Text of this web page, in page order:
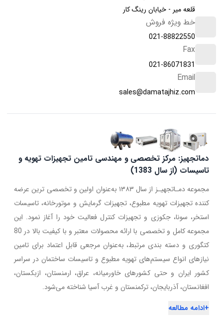
قلعه میر - خیابان رینگ کار
خط ویژه فروش
021-88822550
Fax
021-86071831
Email
sales@damatajhiz.com
دماتجهیز: مرکز تخصصی و مهندسی تامین تجهیزات تهویه و
تاسیسات (از سال 1383)
مجموعه دمـاتجهیـز از سال ۱۳۸۳ به‌عنوان اولین و تخصصی ترین عرضه
کننده تجهیزات تهویه مطبوع، تجهیزات گرمایش و موتورخانه، تاسیسات
استخر، سونا، جکوزی و تجهیزات کنترل فعالیت خود را آغاز نمود. این
مجموعه کامل و تخصصی با ارائه محصولات معتبر و با کیفیت بالا در 80
کتگوری و دسته بندی مرتبط، به‌عنوان مرجعی قابل اعتماد برای تامین
نیازهای انواع سیستم‌های تهویه مطبوع و تاسیسات ساختمان در سراسر
کشور ایران و حتی کشورهای خاورمیانه، عراق، ارمنستان، ازبکستان،
افغانستان، آذربایجان، ترکمنستان و غرب آسیا شناخته می‌شود.
+ادامه مطالعه